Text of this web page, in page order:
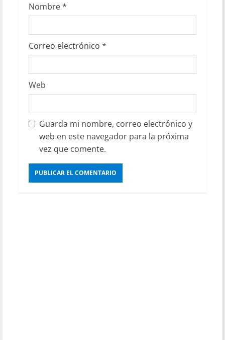
Nombre*
Correo electrónico *
Web
Guarda mi nombre, correo electrónico y
web en este navegador para la próxima
vez que comente.